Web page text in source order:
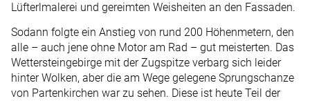
Lüfterlmalerei und gereimten Weisheiten an den Fassaden.
Sodann folgte ein Anstieg von rund 200 Höhenmetern, den
alle – auch jene ohne Motor am Rad – gut meisterten. Das
Wettersteingebirge mit der Zugspitze verbarg sich leider
hinter Wolken, aber die am Wege gelegene Sprungschanze
von Partenkirchen war zu sehen. Diese ist heute Teil der